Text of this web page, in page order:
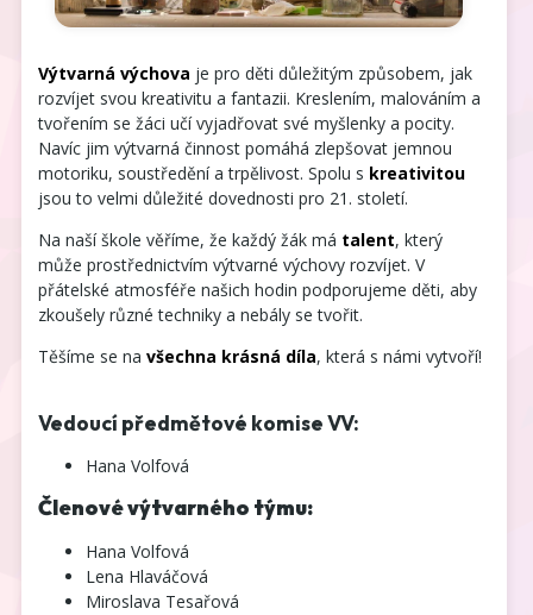
Výtvarná výchova je pro děti důležitým způsobem, jak
rozvíjet svou kreativitu a fantazii. Kreslením, malováním a
tvořením se žáci učí vyjadřovat své myšlenky a pocity.
Navíc jim výtvarná činnost pomáhá zlepšovat jemnou
motoriku, soustředění a trpělivost. Spolu s kreativitou
jsou to velmi důležité dovednosti pro 21. století.
Na naší škole věříme, že každý žák má talent, který
může prostřednictvím výtvarné výchovy rozvíjet. V
přátelské atmosféře našich hodin podporujeme děti, aby
zkoušely různé techniky a nebály se tvořit.
Těšíme se navšechna krásná díla, která s námi vytvoří!
Vedoucí předmětové komise VV:
Hana Volfová
Členové výtvarného týmu:
Hana Volfová
Lena Hlaváčová
Miroslava Tesařová